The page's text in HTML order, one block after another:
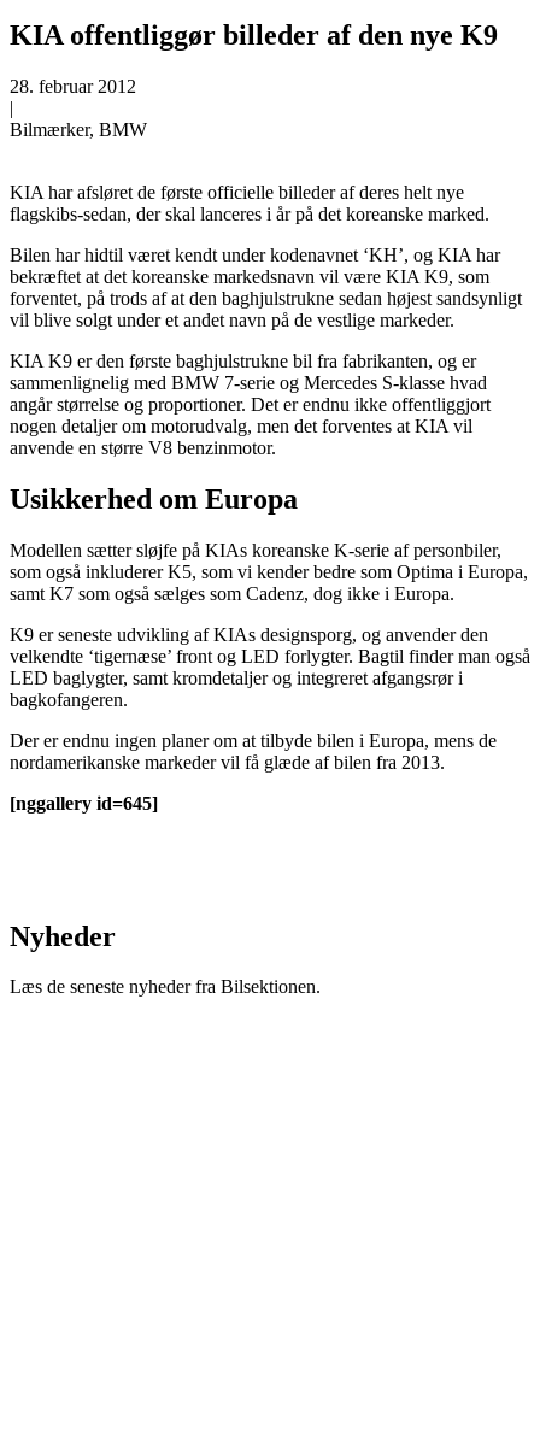
KIA offentliggør billeder af den nye K9
28. februar 2012
|
Bilmærker, BMW
KIA har afsløret de første officielle billeder af deres helt nye
flagskibs-sedan, der skal lanceres i år på det koreanske marked.
Bilen har hidtil været kendt under kodenavnet ‘KH’, og KIA har
bekræftet at det koreanske markedsnavn vil være KIA K9, som
forventet, på trods af at den baghjulstrukne sedan højest sandsynligt
vil blive solgt under et andet navn på de vestlige markeder.
KIA K9 er den første baghjulstrukne bil fra fabrikanten, og er
sammenlignelig med BMW 7-serie og Mercedes S-klasse hvad
angår størrelse og proportioner. Det er endnu ikke offentliggjort
nogen detaljer om motorudvalg, men det forventes at KIA vil
anvende en større V8 benzinmotor.
Usikkerhed om Europa
Modellen sætter sløjfe på KIAs koreanske K-serie af personbiler,
som også inkluderer K5, som vi kender bedre som Optima i Europa,
samt K7 som også sælges som Cadenz, dog ikke i Europa.
K9 er seneste udvikling af KIAs designsporg, og anvender den
velkendte ‘tigernæse’ front og LED forlygter. Bagtil finder man også
LED baglygter, samt kromdetaljer og integreret afgangsrør i
bagkofangeren.
Der er endnu ingen planer om at tilbyde bilen i Europa, mens de
nordamerikanske markeder vil få glæde af bilen fra 2013.
[nggallery id=645]
Nyheder
Læs de seneste nyheder fra Bilsektionen.